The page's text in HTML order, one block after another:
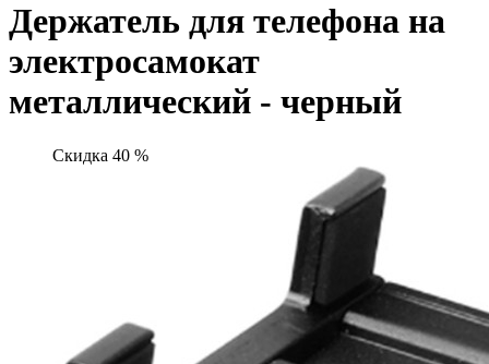
Держатель для телефона на
электросамокат
металлический - черный
Скидка 40 %